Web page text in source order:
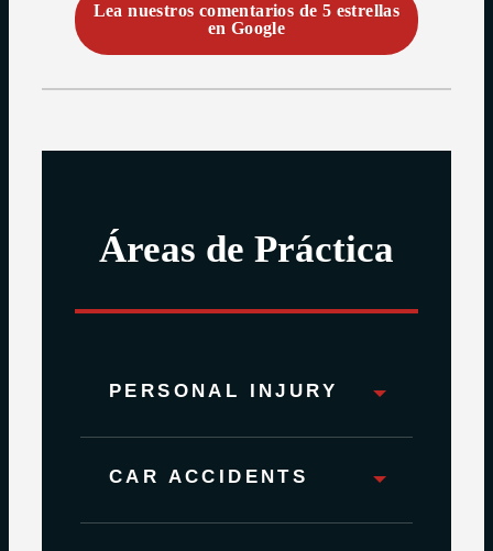
Lea nuestros comentarios de 5 estrellas
en Google
Áreas de Práctica
PERSONAL INJURY
CAR ACCIDENTS